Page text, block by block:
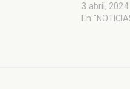
3 abril, 2024
En